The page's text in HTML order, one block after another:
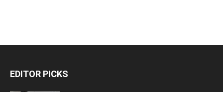
EDITOR PICKS